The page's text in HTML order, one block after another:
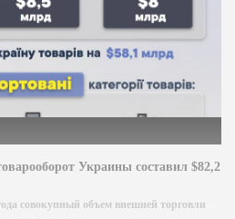
Украины составил $82,2
совокупный объем внешней торговли